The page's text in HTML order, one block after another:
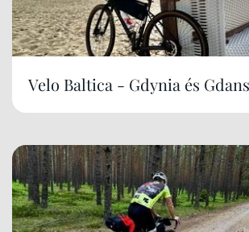
Velo Baltica - Gdynia és